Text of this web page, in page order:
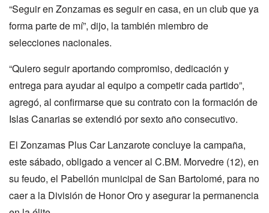
“Seguir en Zonzamas es seguir en casa, en un club que ya
forma parte de mí”, dijo, la también miembro de
selecciones nacionales.
“Quiero seguir aportando compromiso, dedicación y
entrega para ayudar al equipo a competir cada partido”,
agregó, al confirmarse que su contrato con la formación de
Islas Canarias se extendió por sexto año consecutivo.
El Zonzamas Plus Car Lanzarote concluye la campaña,
este sábado, obligado a vencer al C.BM. Morvedre (12), en
su feudo, el Pabellón municipal de San Bartolomé, para no
caer a la División de Honor Oro y asegurar la permanencia